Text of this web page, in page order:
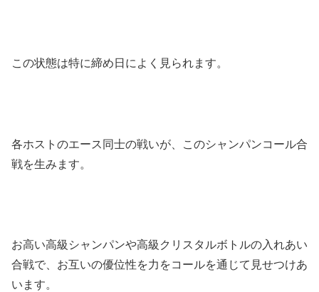
この状態は特に締め日によく見られます。
各ホストのエース同士の戦いが、このシャンパンコール合
戦を生みます。
お高い高級シャンパンや高級クリスタルボトルの入れあい
合戦で、お互いの優位性を力をコールを通じて見せつけあ
います。